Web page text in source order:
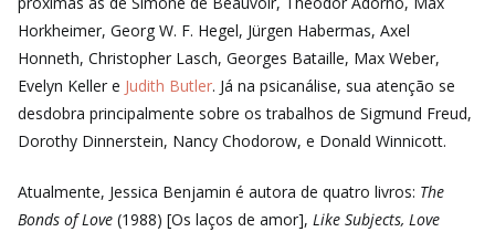
Horkheimer, Georg W. F. Hegel, Jürgen Habermas, Axel
Honneth, Christopher Lasch, Georges Bataille, Max Weber,
Evelyn Keller e Judith Butler. Já na psicanálise, sua atenção se
desdobra principalmente sobre os trabalhos de Sigmund Freud,
Dorothy Dinnerstein, Nancy Chodorow, e Donald Winnicott.
Atualmente, Jessica Benjamin é autora de quatro livros: The
Bonds of Love (1988) [Os laços de amor], Like Subjects, Love